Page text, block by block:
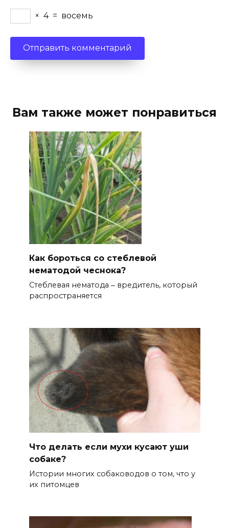
× 4 = восемь
Вам также может понравиться
Как бороться со стеблевой
нематодой чеснока?
Стеблевая нематода ‒ вредитель, который
распространяется
Что делать если мухи кусают уши
собаке?
Истории многих собаководов о том, что у
их питомцев